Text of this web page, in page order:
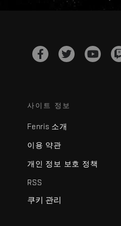
사이트 정보
Fenris 소개
이용 약관
개인 정보 보호 정책
RSS
쿠키 관리